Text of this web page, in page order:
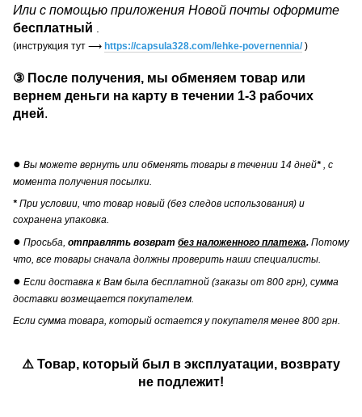
Или с помощью приложения Новой почты оформите
бесплатный
(инструкция тут ⟶ https://capsula328.com/lehke-povernennia/)
③ После получения, мы обменяем товар или
вернем деньги на карту в течении 1-3 рабочих
дней.
● Вы можете вернуть или обменять товары в течении 14 дней* , с
момента получения посылки.
* При условии, что товар новый (без следов использования) и
сохранена упаковка.
● Просьба, отправлять возврат без наложенного платежа. Потому
что, все товары сначала должны проверить наши специалисты.
● Если доставка к Вам была бесплатной (заказы от 800 грн), сумма
доставки возмещается покупателем.
Если сумма товара, который остается у покупателя менее 800 грн.
⚠️ Товар, который был в эксплуатации, возврату
не подлежит!